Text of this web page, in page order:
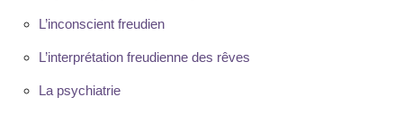
L’inconscient freudien
L’interprétation freudienne des rêves
La psychiatrie